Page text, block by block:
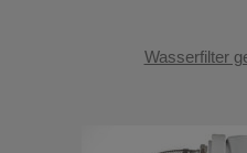
Wasserfilter